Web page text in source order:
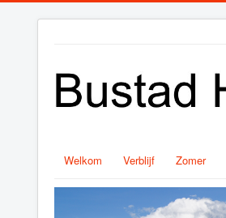
Welkom Verblijf Zomer